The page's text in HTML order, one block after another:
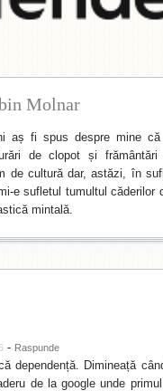
Molnar
aș fi spus despre mine
de clopot și
de cultură dar, astăzi, în
e sufletul tumultul
mintală.
- Raspunde
dependență. Dimineață
de la google unde